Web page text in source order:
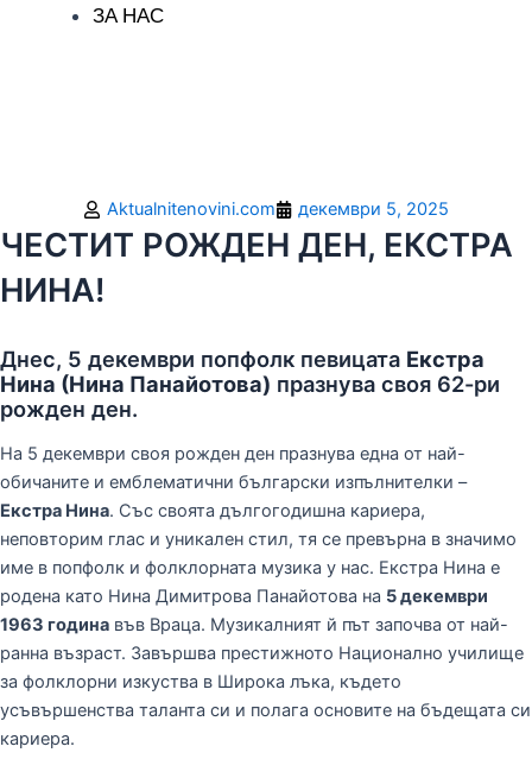
ЗА НАС
Aktualnitenovini.com декември 5, 2025
ЧЕСТИТ РОЖДЕН ДЕН, ЕКСТРА
НИНА!
Днес, 5 декември попфолк певицата Екстра
Нина (Нина Панайотова) празнува своя 62-ри
рожден ден.
На 5 декември своя рожден ден празнува една от най-
обичаните и емблематични български изпълнителки –
Екстра Нина. Със своята дългогодишна кариера,
неповторим глас и уникален стил, тя се превърна в значимо
име в попфолк и фолклорната музика у нас. Екстра Нина е
родена като Нина Димитрова Панайотова на 5 декември
1963 година във Враца. Музикалният й път започва от най-
ранна възраст. Завършва престижното Национално училище
за фолклорни изкуства в Широка лъка, където
усъвършенства таланта си и полага основите на бъдещата си
кариера.